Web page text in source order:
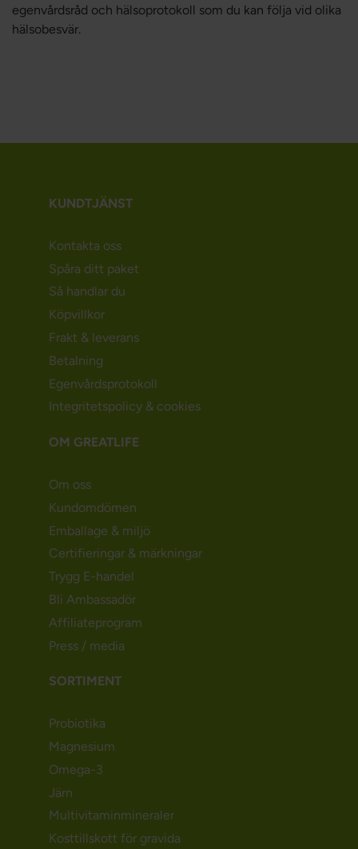
egenvårdsråd och hälsoprotokoll som du kan följa vid olika
hälsobesvär.
KUNDTJÄNST
Kontakta oss
Spåra ditt paket
Så handlar du
Köpvillkor
Frakt & leverans
Betalning
Egenvårdsprotokoll
Integritetspolicy & cookies
OM GREATLIFE
Om oss
Kundomdömen
Emballage & miljö
Certifieringar & märkningar
Trygg E-handel
Bli Ambassadör
Affiliateprogram
Press / media
SORTIMENT
Probiotika
Magnesium
Omega-3
Järn
Multivitaminmineraler
Kosttillskott för gravida